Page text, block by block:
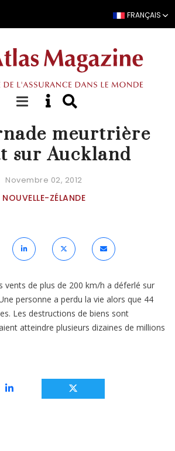
FRANÇAIS
ACTUALITÉ
meurtrière
sur Auckland
Novembre 02, 2012
NOUVELLE-ZÉLANDE
vents de plus de 200 km/h a déferlé sur
personne a perdu la vie alors que 44
Les destructions de biens sont
atteindre plusieurs dizaines de millions